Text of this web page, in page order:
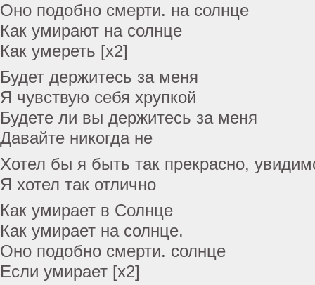
Оно подобно смерти. на солнце
Как умирают на солнце
Как умереть [x2]
Будет держитесь за меня
Я чувствую себя хрупкой
Будете ли вы держитесь за меня
Давайте никогда не
Хотел бы я быть так прекрасно,
Я хотел так отлично
Как умирает в Солнце
Как умирает на солнце.
Оно подобно смерти. солнце
Если умирает [х2]